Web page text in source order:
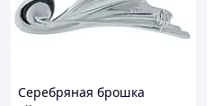
Серебряная брошка